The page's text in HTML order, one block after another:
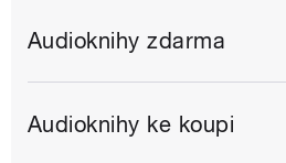
Audioknihy zdarma
Audioknihy ke koupi